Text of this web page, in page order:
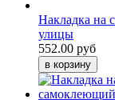
Накладка на
улицы
552.00 руб